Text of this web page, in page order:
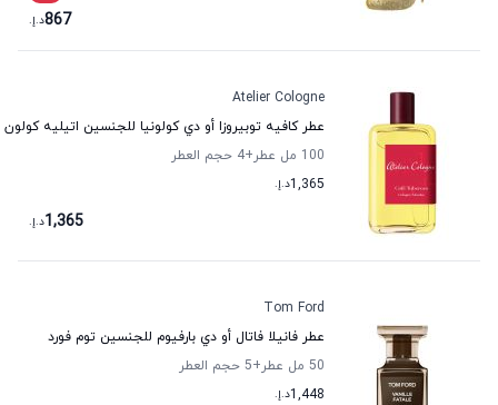
867د.إ.
Atelier Cologne
عطر كافيه توبيروزا أو دي كولونيا للجنسين اتيليه كولون
100 مل عطر
+4
حجم العطر
1,365د.إ.
1,365د.إ.
Tom Ford
عطر فانيلا فاتال أو دي بارفيوم للجنسين توم فورد
50 مل عطر
+5
حجم العطر
1,448د.إ.